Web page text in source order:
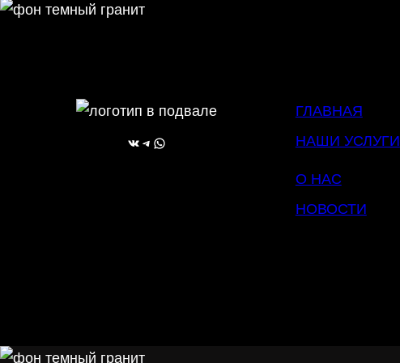
ВКонтакте Telegram WhatsApp
ГЛАВНАЯ
НАШИ УСЛУГИ
О НАС
НОВОСТИ